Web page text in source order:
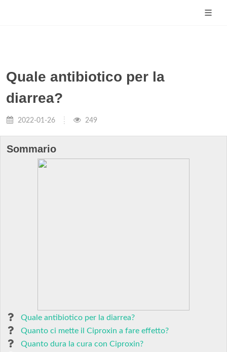
Quale antibiotico per la
diarrea?
2022-01-26 249
Sommario
Quale antibiotico per la diarrea?
Quanto ci mette il Ciproxin a fare effetto?
Quanto dura la cura con Ciproxin?